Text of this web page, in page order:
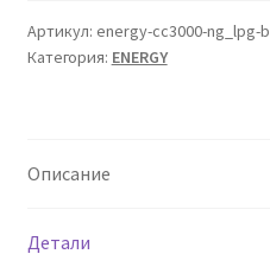
ENERGY
CC3000-
русском
Артикул: energy-cc3000-ng_lpg-b
Категория: ENERGY
Описание
Детали